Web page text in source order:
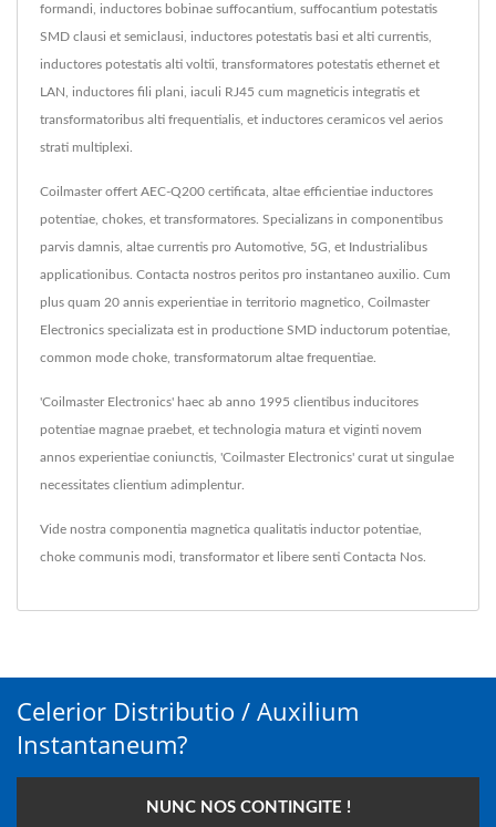
formandi, inductores bobinae suffocantium, suffocantium potestatis
SMD clausi et semiclausi, inductores potestatis basi et alti currentis,
inductores potestatis alti voltii, transformatores potestatis ethernet et
LAN, inductores fili plani, iaculi RJ45 cum magneticis integratis et
transformatoribus alti frequentialis, et inductores ceramicos vel aerios
strati multiplexi.
Coilmaster offert AEC-Q200 certificata, altae efficientiae inductores
potentiae, chokes, et transformatores. Specializans in componentibus
parvis damnis, altae currentis pro Automotive, 5G, et Industrialibus
applicationibus. Contacta nostros peritos pro instantaneo auxilio. Cum
plus quam 20 annis experientiae in territorio magnetico, Coilmaster
Electronics specializata est in productione SMD inductorum potentiae,
common mode choke, transformatorum altae frequentiae.
'Coilmaster Electronics' haec ab anno 1995 clientibus inducitores
potentiae magnae praebet, et technologia matura et viginti novem
annos experientiae coniunctis, 'Coilmaster Electronics' curat ut singulae
necessitates clientium adimplentur.
Vide nostra componentia magnetica qualitatis inductor potentiae
choke communis modi transformatoret libere senti Contacta Nos
Celerior Distributio / Auxilium
Instantaneum?
NUNC NOS CONTINGITE !